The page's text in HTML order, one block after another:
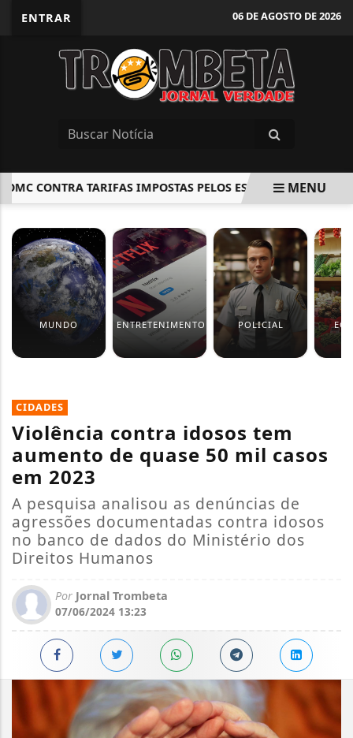
ENTRAR 06 DE AGOSTO DE 2026
CONTRA TARIFAS IMPOSTAS PELOS ESTADOS UNIDOS
MENU
MUNDO ENTRETENIMENTO POLICIAL
CIDADES
Violência contra idosos tem
aumento de quase 50 mil casos
em 2023
A pesquisa analisou as denúncias de
agressões documentadas contra idosos
no banco de dados do Ministério dos
Direitos Humanos
Por Jornal Trombeta
07/06/2024 13:23